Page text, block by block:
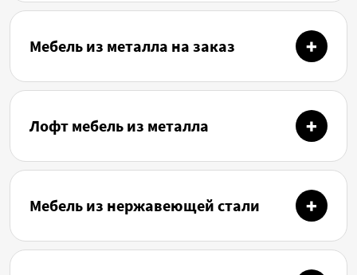
Мебель из металла на заказ
Лофт мебель из металла
Мебель из нержавеющей стали